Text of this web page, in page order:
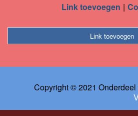
Link toevoegen
Link toevoegen
Copyright © 2021 Onderdeel